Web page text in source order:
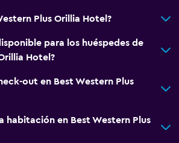
Plus Orillia Hotel?
para los huéspedes de
Hotel?
out en Best Western Plus
habitación en Best Western Plus